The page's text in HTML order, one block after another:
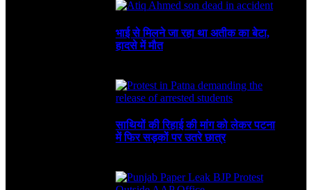
भाई से मिलने जा रहा था अतीक का बेटा,
हादसे में मौत
साथियों की रिहाई की मांग को लेकर पटना
में फिर सड़कों पर उतरे छात्र